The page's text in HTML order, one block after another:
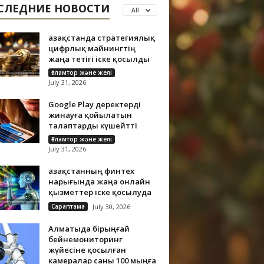
НОВОСТИ All
Қазақстанда стратегиялық
цифрлық майнингтің
жаңа тетігі іске қосылды
Ғаламтор және желі
July 31, 2026
Google Play деректерді
жинауға қойылатын
талаптарды күшейтті
Ғаламтор және желі
July 31, 2026
Қазақстанның финтех
нарығында жаңа онлайн
қызметтер іске қосылуда
Сараптама July 30, 2026
Алматыда бірыңғай
бейнемониторинг
жүйесіне қосылған
камералар саны 100 мыңға